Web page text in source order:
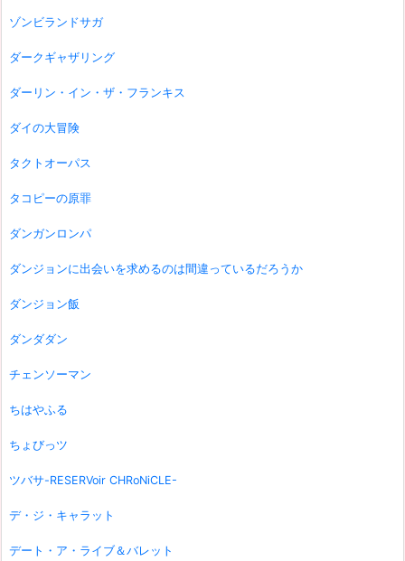
ゾンビランドサガ
ダークギャザリング
ダーリン・イン・ザ・フランキス
ダイの大冒険
タクトオーパス
タコピーの原罪
ダンガンロンパ
ダンジョンに出会いを求めるのは間違っているだろうか
ダンジョン飯
ダンダダン
チェンソーマン
ちはやふる
ちょびっツ
ツバサ-RESERVoir CHRoNiCLE-
デ・ジ・キャラット
デート・ア・ライブ＆バレット